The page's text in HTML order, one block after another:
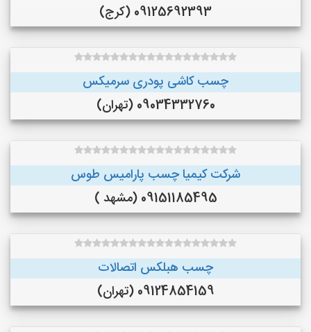
09125692393 (کرج)
چسب کاشی پودری سرمیکس
09034332760 (تهران)
شرکت کیمیا چسب پارامیس طوس
09151185495 (مشهد )
چسب هبلکس اتصالات
09124854159 (تهران)